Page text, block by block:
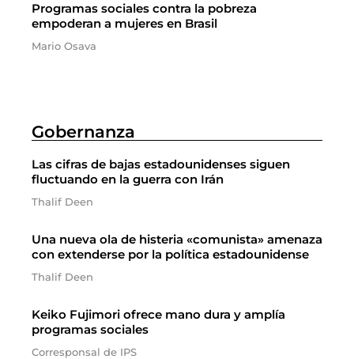
Programas sociales contra la pobreza
empoderan a mujeres en Brasil
Mario Osava
Gobernanza
Las cifras de bajas estadounidenses siguen
fluctuando en la guerra con Irán
Thalif Deen
Una nueva ola de histeria «comunista» amenaza
con extenderse por la política estadounidense
Thalif Deen
Keiko Fujimori ofrece mano dura y amplía
programas sociales
Corresponsal de IPS